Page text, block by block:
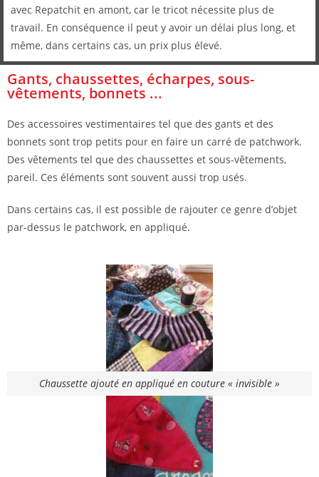
avec Repatchit en amont, car le tricot nécessite plus de
travail. En conséquence il peut y avoir un délai plus long, et
même, dans certains cas, un prix plus élevé.
Gants, chaussettes, écharpes, sous-
vêtements, bonnets ...
Des accessoires vestimentaires tel que des gants et des
bonnets sont trop petits pour en faire un carré de patchwork.
Des vêtements tel que des chaussettes et sous-vêtements,
pareil. Ces éléments sont souvent aussi trop usés.
Dans certains cas, il est possible de rajouter ce genre d’objet
par-dessus le patchwork, en appliqué.
Chaussette ajouté en appliqué en couture « invisible »